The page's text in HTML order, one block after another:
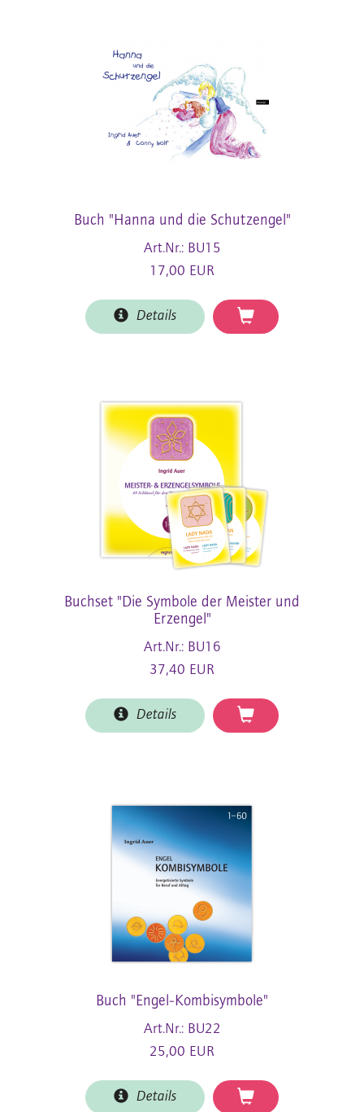
Buch "Hanna und die Schutzengel"
Art.Nr.: BU15
17,00 EUR
Details
Buchset "Die Symbole der Meister und
Erzengel"
Art.Nr.: BU16
37,40 EUR
Details
Buch "Engel-Kombisymbole"
Art.Nr.: BU22
25,00 EUR
Details